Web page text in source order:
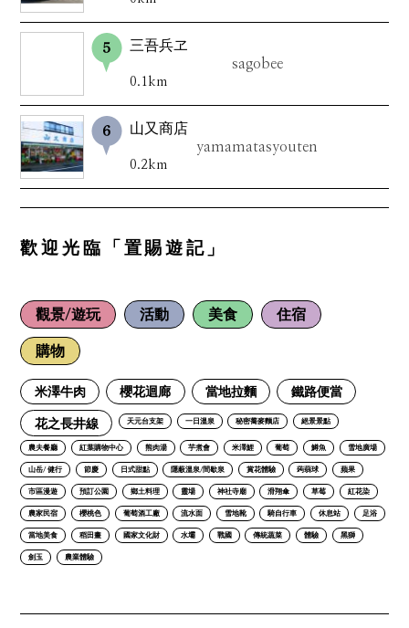
三吾兵ヱ
sagobee
0.1km
山又商店
yamamatasyouten
0.2km
歡迎光臨「置賜遊記」
觀景/遊玩 活動 美食 住宿
購物
米澤牛肉 櫻花迴廊 當地拉麵 鐵路便當
花之長井線 天元台支架 一日溫泉 秘密蕎麥麵店 絕景景點
農夫餐廳 紅葉購物中心 熊肉湯 芋煮會 米澤鯉 葡萄 鱒魚 雪地廣場
山岳/ 健行 節慶 日式甜點 隱蔽溫泉/間歇泉 賞花體驗 蒟蒻球 蘋果
市區漫遊 預訂公園 鄉土料理 靈場 神社寺廟 滑翔傘 草莓 紅花染
農家民宿 櫻桃色 葡萄酒工廠 流水面 雪地靴 騎自行車 休息站 足浴
當地美食 稻田畫 國家文化財 水壩 戰國 傳統蔬菜 體驗 黑獅
劍玉 農業體驗